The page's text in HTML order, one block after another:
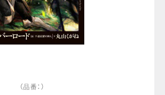
（品番：）